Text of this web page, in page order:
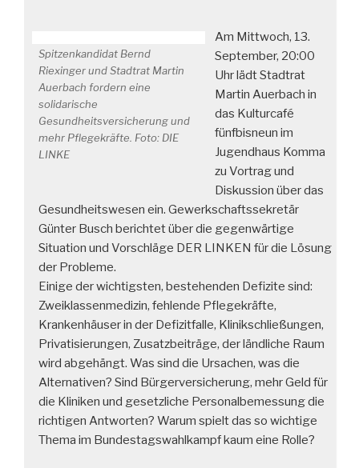
Spitzenkandidat Bernd
Riexinger und Stadtrat Martin
Auerbach fordern eine
solidarische
Gesundheitsversicherung und
mehr Pflegekräfte. Foto: DIE
LINKE
Am Mittwoch, 13.
September, 20:00
Uhr lädt Stadtrat
Martin Auerbach in
das Kulturcafé
fünfbisneun im
Jugendhaus Komma
zu Vortrag und
Diskussion über das
Gesundheitswesen ein. Gewerkschaftssekretär
Günter Busch berichtet über die gegenwärtige
Situation und Vorschläge DER LINKEN für die Lösung
der Probleme.
Einige der wichtigsten, bestehenden Defizite sind:
Zweiklassenmedizin, fehlende Pflegekräfte,
Krankenhäuser in der Defizitfalle, Klinikschließungen,
Privatisierungen, Zusatzbeiträge, der ländliche Raum
wird abgehängt. Was sind die Ursachen, was die
Alternativen? Sind Bürgerversicherung, mehr Geld für
die Kliniken und gesetzliche Personalbemessung die
richtigen Antworten? Warum spielt das so wichtige
Thema im Bundestagswahlkampf kaum eine Rolle?